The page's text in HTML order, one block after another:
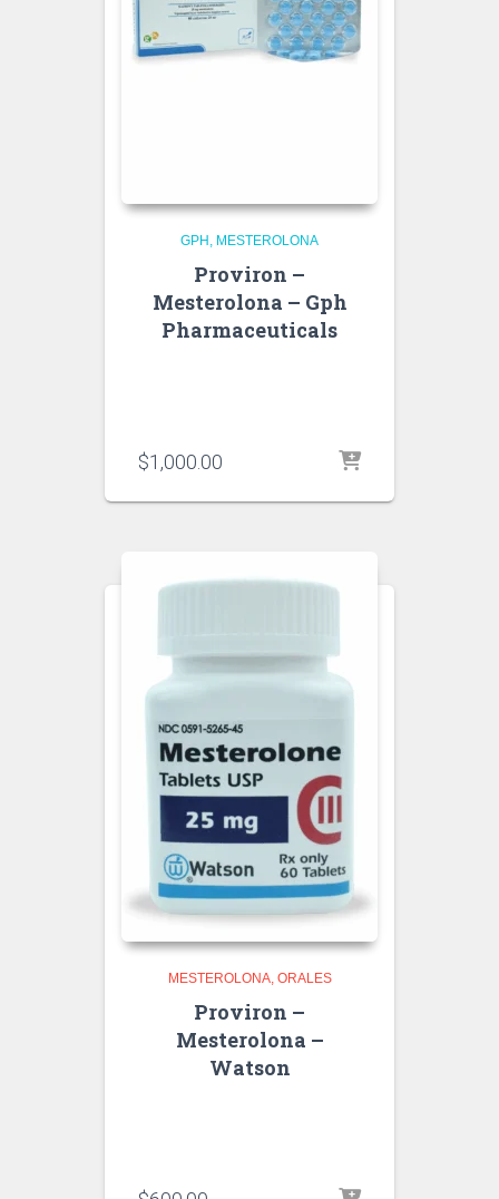
GPH MESTEROLONA
Proviron –
Mesterolona – Gph
Pharmaceuticals
$1,000.00
MESTEROLONA ORALES
Proviron –
Mesterolona –
Watson